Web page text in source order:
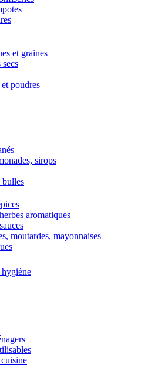
et graines
poudres
sirops
bulles
aromatiques
moutardes, mayonnaises
hygiène